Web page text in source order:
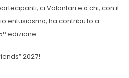
ai Volontari e a chi, con il
entusiasmo, ha contribuito a
edizione.
2027!